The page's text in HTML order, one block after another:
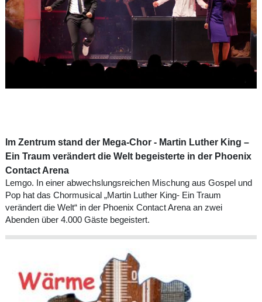
Im Zentrum stand der Mega-Chor - Martin Luther King –
Ein Traum verändert die Welt begeisterte in der Phoenix
Contact Arena
Lemgo. In einer abwechslungsreichen Mischung aus Gospel und
Pop hat das Chormusical „Martin Luther King- Ein Traum
verändert die Welt“ in der Phoenix Contact Arena an zwei
Abenden über 4.000 Gäste begeistert.